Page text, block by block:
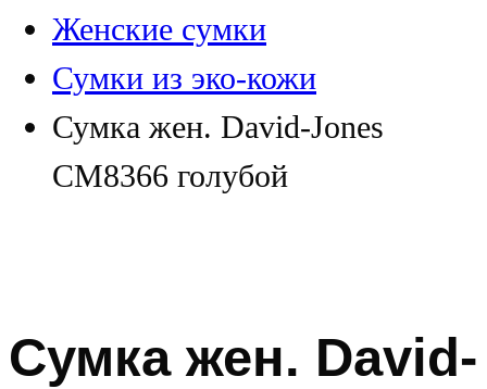
Женские сумки
Сумки из эко-кожи
Сумка жен. David-Jones
СМ8366 голубой
Сумка жен. David-